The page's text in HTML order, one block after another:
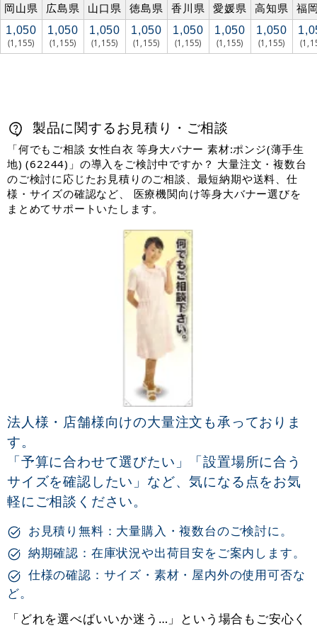
岡山県 広島県 山口県 徳島県 香川県 愛媛県 高知県 福
1,050
(1,155)
1,050
(1,155)
1,050
(1,155)
1,050
(1,155)
1,050
(1,155)
1,050
(1,155)
1,050
(1,155)
製品に関するお見積り・ご相談
「何でもご相談 女性白衣 等身大バナー 素材:ポンジ(薄手生
地) (62244)」の導入をご検討中ですか？ 大量注文・複数台
のご検討に応じたお見積りのご相談、最短納期や送料、仕
様・サイズの確認など、 医療機関向け等身大バナー選びを
まとめてサポートいたします。
法人様・店舗様向けの大量注文も承っておりま
す。
「予算に合わせて選びたい」「設置場所に合う
サイズを確認したい」など、気になる点をお気
軽にご相談ください。
お見積り無料：大量購入・複数台のご検討に。
納期確認：在庫状況や出荷目安をご案内します。
仕様の確認：サイズ・素材・屋内外の使用可否な
ど。
「どれを選べばいいか迷う…」という場合もご安心く